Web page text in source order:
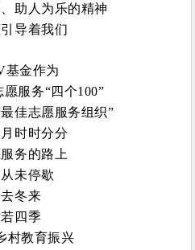
助人为乐的精神
导着我们
基金作为
服务“四个100”
佳志愿服务组织”
时时分分
务的路上
未停歇
冬来
四季
村教育振兴